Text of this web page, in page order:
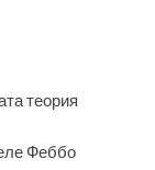
теория
Феббо